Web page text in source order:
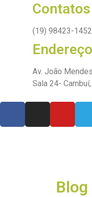
Contatos
(19) 98423-1452
Endereço
Av. João
Sala 24-